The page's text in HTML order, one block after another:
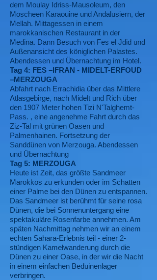
dem Moulay Idriss-Mausoleum, den
Moscheen Karaouine und Andalusiern, der
Mellah. Mittagessen in einem
marokkanischen Restaurant in der
Medina. Dann Besuch von Fes el Jdid und
Außenansicht des königlichen Palastes.
Abendessen und Übernachtung im Hotel.
Tag 4: FES –IFRAN - MIDELT-ERFOUD
–MERZOUGA
Abfahrt nach Errachidia über das Mittlere
Atlasgebirge, nach Midelt und Rich über
den 1907 Meter hohen Tizi N'Talghemt-
Pass. , eine angenehme Fahrt durch das
Ziz-Tal mit grünen Oasen und
Palmenhainen. Fortsetzung der
Sanddünen von Merzouga. Abendessen
und Übernachtung
Tag 5: MERZOUGA
Heute ist Zeit, das größte Sandmeer
Marokkos zu erkunden oder im Schatten
einer Palme bei den Dünen zu entspannen.
Das Sandmeer ist berühmt für seine rosa
Dünen, die bei Sonnenuntergang eine
spektakuläre Rosenfarbe annehmen. Am
späten Nachmittag nehmen wir an einem
echten Sahara-Erlebnis teil - einer 2-
stündigen Kamelwanderung durch die
Dünen zu einer Oase, in der wir die Nacht
in einem einfachen Beduinenlager
verbringen.